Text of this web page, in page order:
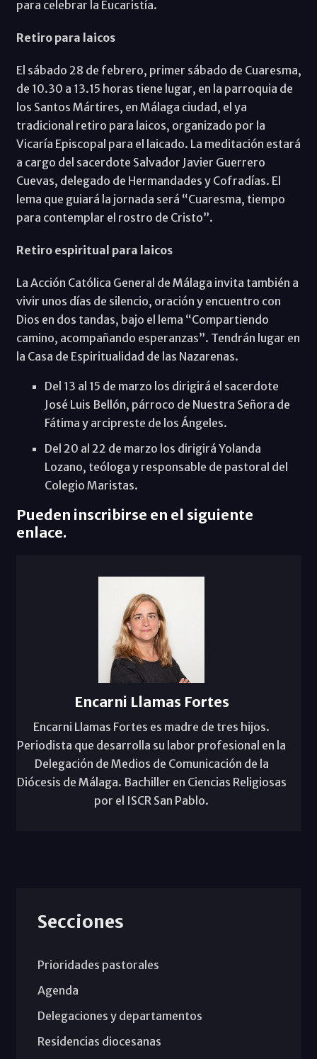
para celebrar la Eucaristía.
Retiro para laicos
El sábado 28 de febrero, primer sábado de Cuaresma,
de 10.30 a 13.15 horas tiene lugar, en la parroquia de
los Santos Mártires, en Málaga ciudad, el ya
tradicional retiro para laicos, organizado por la
Vicaría Episcopal para el laicado. La meditación estará
a cargo del sacerdote Salvador Javier Guerrero
Cuevas, delegado de Hermandades y Cofradías. El
lema que guiará la jornada será “Cuaresma, tiempo
para contemplar el rostro de Cristo”.
Retiro espiritual para laicos
La Acción Católica General de Málaga invita también a
vivir unos días de silencio, oración y encuentro con
Dios en dos tandas, bajo el lema “Compartiendo
camino, acompañando esperanzas”. Tendrán lugar en
la Casa de Espiritualidad de las Nazarenas.
Del 13 al 15 de marzo los dirigirá el sacerdote
José Luis Bellón, párroco de Nuestra Señora de
Fátima y arcipreste de los Ángeles.
Del 20 al 22 de marzo los dirigirá Yolanda
Lozano, teóloga y responsable de pastoral del
Colegio Maristas.
Pueden inscribirse en el siguiente
enlace.
Encarni Llamas Fortes
Encarni Llamas Fortes es madre de tres hijos.
Periodista que desarrolla su labor profesional en la
Delegación de Medios de Comunicación de la
Diócesis de Málaga. Bachiller en Ciencias Religiosas
por el ISCR San Pablo.
Secciones
Prioridades pastorales
Agenda
Delegaciones y departamentos
Residencias diocesanas